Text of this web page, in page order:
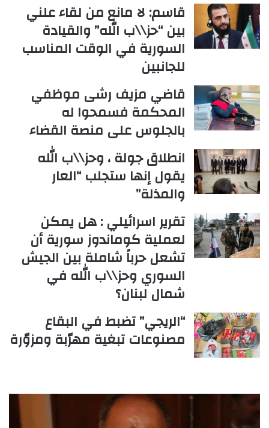
قاسم: لا مانع من لقاء علني
بين “حز\\ب الله” والقيادة
السورية في الوقت المناسب
للجانبين
قاضي مزيف رشى موظفي
المحكمة فسمحوا له
بالجلوس على منصة القضاء
انطلاق جولة ، وحز\\ب الله
يقول إنها ستجلب “العار
والمذلة”
تقرير اسرائيلي : هل يمكن
لعملية كوماندوز سورية أن
تشعل حرباً شاملة بين الجيش
السوري وحز\\ب الله في
شمال لبنان؟
“الريجي” تضبط في البقاع
مصنوعات تبغية مهرّبة ومزوّرة